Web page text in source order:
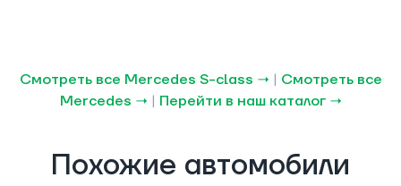
Смотреть все Mercedes S-class → | Смотреть все
Mercedes → | Перейти в наш каталог →
Похожие автомобили